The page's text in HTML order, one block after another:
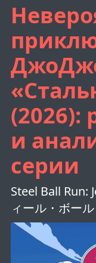
(2026):
и
серии
Steel Ball Run:
ィール・ボー